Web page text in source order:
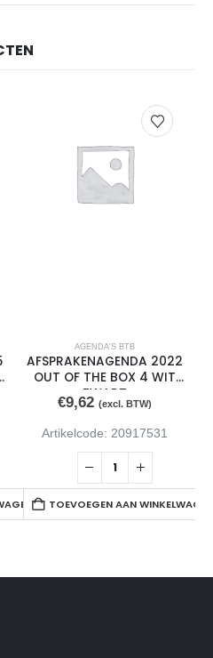
AGENDA'S BTB
AFSPRAKENAGENDA 2022
OUT OF THE BOX 4 WIT
ZWART
€9,62 (excl. BTW)
Artikelcode: 20917531
TOEVOEGEN AAN